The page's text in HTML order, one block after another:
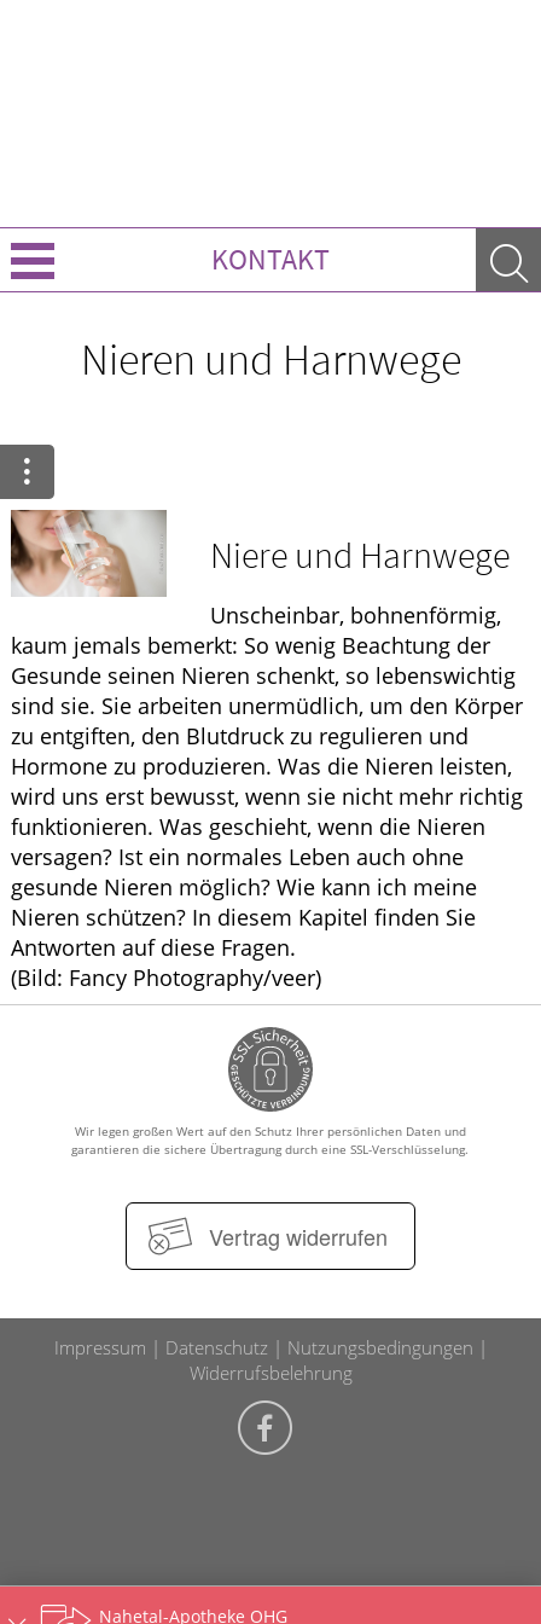
KONTAKT
Ratgeber
Krankheiten & Therapie
ELTERN UND KIND
WELLNESS
Nieren und Harnwege
Niere und Harnwege
Unscheinbar, bohnenförmig,
kaum jemals bemerkt: So wenig Beachtung der
Gesunde seinen Nieren schenkt, so lebenswichtig
sind sie. Sie arbeiten unermüdlich, um den Körper
zu entgiften, den Blutdruck zu regulieren und
Hormone zu produzieren. Was die Nieren leisten,
wird uns erst bewusst, wenn sie nicht mehr richtig
funktionieren. Was geschieht, wenn die Nieren
versagen? Ist ein normales Leben auch ohne
gesunde Nieren möglich? Wie kann ich meine
Nieren schützen? In diesem Kapitel finden Sie
Antworten auf diese Fragen.
(Bild: Fancy Photography/veer)
Wir legen großen Wert auf den Schutz Ihrer persönlichen Daten und
garantieren die sichere Übertragung durch eine SSL-Verschlüsselung.
Vertrag widerrufen
Impressum Datenschutz
Nutzungsbedingungen
Widerrufsbelehrung
Nahetal-Apotheke OHG